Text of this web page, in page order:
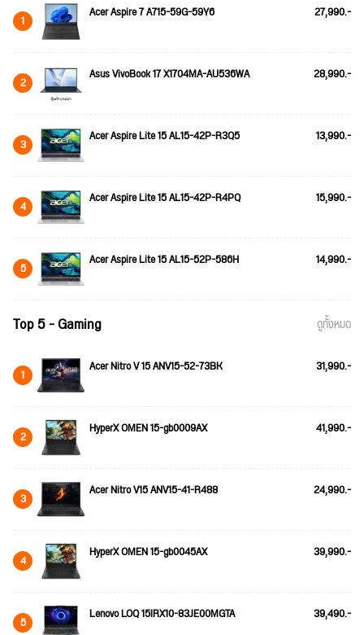
1 Acer Aspire 7 A715-59G-59Y6 27,990.-
2 Asus VivoBook 17 X1704MA-AU536WA 28,990.-
3 Acer Aspire Lite 15 AL15-42P-R3Q5 13,990.-
4 Acer Aspire Lite 15 AL15-42P-R4PQ 15,990.-
5 Acer Aspire Lite 15 AL15-52P-586H 14,990.-
Top 5 - Gaming ดูทั้งหมด
1 Acer Nitro V 15 ANV15-52-73BK 31,990.-
2 HyperX OMEN 15-gb0009AX 41,990.-
3 Acer Nitro V15 ANV15-41-R488 24,990.-
4 HyperX OMEN 15-gb0045AX 39,990.-
5 Lenovo LOQ 15IRX10-83JE00MGTA 39,490.-